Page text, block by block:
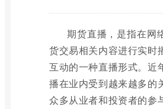
期货直播，是指在网
货交易相关内容进行实时
互动的一种直播形式。近
播在业内受到越来越多的
众多从业者和投资者的参